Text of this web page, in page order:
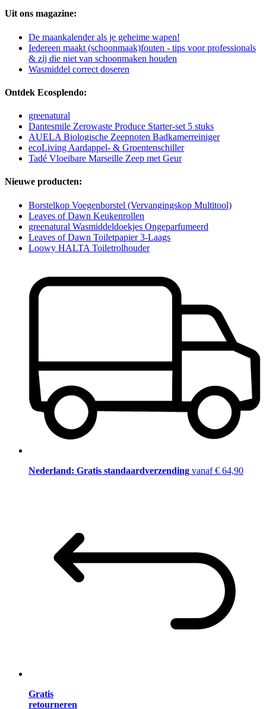
Uit ons magazine:
De maankalender als je geheime wapen!
Iedereen maakt (schoonmaak)fouten - tips voor professionals
& zij die niet van schoonmaken houden
Wasmiddel correct doseren
Ontdek Ecosplendo:
greenatural
Dantesmile Zerowaste Produce Starter-set 5 stuks
AUELA Biologische Zeepnoten Badkamerreiniger
ecoLiving Aardappel- & Groentenschiller
Tadé Vloeibare Marseille Zeep met Geur
Nieuwe producten:
Borstelkop Voegenborstel (Vervangingskop Multitool)
Leaves of Dawn Keukenrollen
greenatural Wasmiddeldoekjes Ongeparfumeerd
Leaves of Dawn Toiletpapier 3-Laags
Loowy HALTA Toiletrolhouder
Nederland: Gratis standaardverzending vanaf € 64,90
Gratis
retourneren